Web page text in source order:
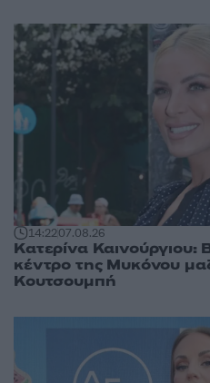
14:2207.08.26
Κατερίνα Καινούργιου:
κέντρο της Μυκόνου
Κουτσουμπή